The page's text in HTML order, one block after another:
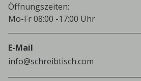
Öffnungszeiten:
Mo-Fr 08:00 -17:00 Uhr
E-Mail
info@schreibtisch.com